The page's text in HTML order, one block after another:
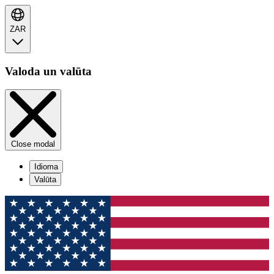
ZAR
Valoda un valūta
Close modal
Idioma
Valūta